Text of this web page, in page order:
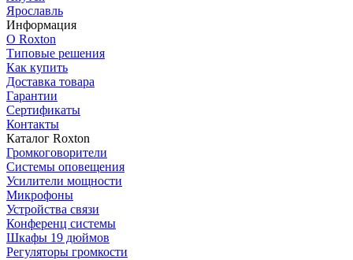
Ярославль
Информация
О Roxton
Типовые решения
Как купить
Доставка товара
Гарантии
Сертификаты
Контакты
Каталог Roxton
Громкоговорители
Системы оповещения
Усилители мощности
Микрофоны
Устройства связи
Конференц системы
Шкафы 19 дюймов
Регуляторы громкости